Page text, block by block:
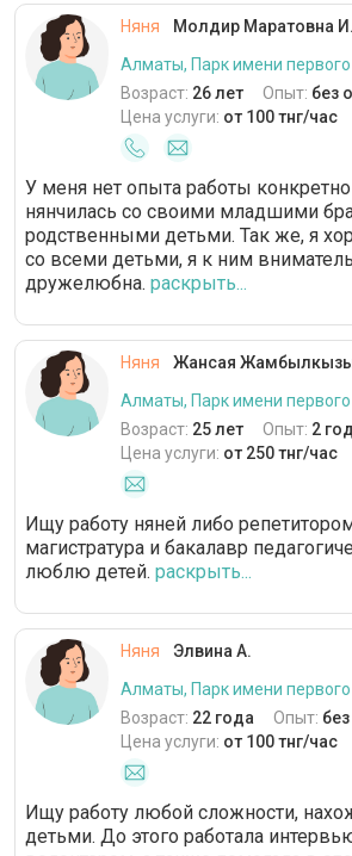
Няня
Молдир Маратовна И.
Алматы, Парк имени
Возраст: 26 лет Опыт: без
Цена услуги: от 100 тнг/час
У меня нет опыта работы
нянчилась со своими младшими
родственными детьми. Так же, я
со всеми детьми, я к ним
дружелюбна. раскрыть...
Няня
Жансая
Алматы, Парк имени
Возраст: 25 лет Опыт: 2
Цена услуги: от 250 тнг/час
Ищу работу няней либо
магистратура и бакалавр
люблю детей. раскрыть...
Няня
Элвина А.
Алматы, Парк имени
Возраст: 22 года Опыт:
Цена услуги: от 100 тнг/час
Ищу работу любой сложности,
детьми. До этого работала